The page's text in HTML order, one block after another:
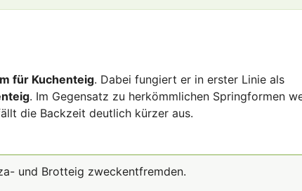
für Kuchenteig. Dabei fungiert er in erster Linie als
. Im Gegensatz zu herkömmlichen Springformen
die Backzeit deutlich kürzer aus.
und Brotteig zweckentfremden.